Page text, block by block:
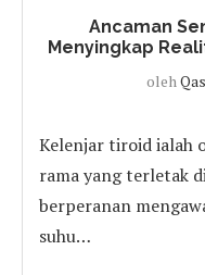
Ancaman
Menyingkap
oleh
Kelenjar tiroid ialah
rama yang terletak
berperanan
suhu…